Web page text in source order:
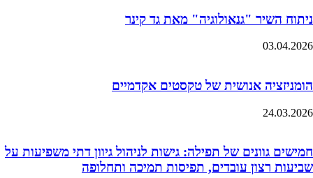
ניתוח השיר "גנאולוגיה" מאת גד קינר
03.04.2026
הומניזציה אנושית של טקסטים אקדמיים
24.03.2026
חמישים גוונים של תפילה: גישות לניהול גיוון דתי משפיעות על
שביעות רצון עובדים, תפיסות תמיכה ותחלופה